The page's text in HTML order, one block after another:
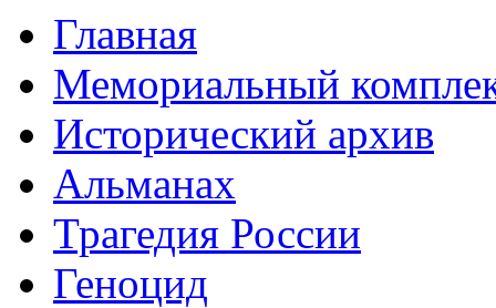
Главная
Мемориальный
Исторический архив
Альманах
Трагедия России
Геноцид